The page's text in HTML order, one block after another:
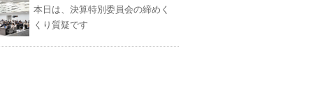
本日は、決算特別委員会の締めく
くり質疑です